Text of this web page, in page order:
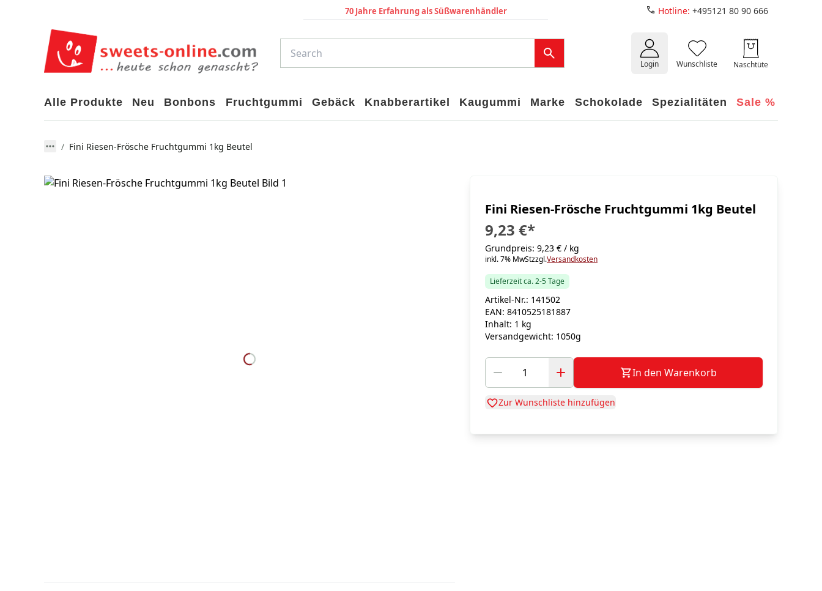
70 Jahre Erfahrung als Süßwarenhändler Hotline: +495121 80 90 666
Login Wunschliste Naschtüte
Alle Produkte Neu Bonbons Fruchtgummi Gebäck Knabberartikel Kaugummi Marke Schokolade Spezialitäten Sale %
Fini Riesen-Frösche Fruchtgummi 1kg Beutel
Fini Riesen-Frösche Fruchtgummi 1kg Beutel
9,23 €*
Grundpreis: 9,23 € / kg
inkl. 7% MwStzzgl.Versandkosten
Lieferzeit ca. 2-5 Tage
Artikel-Nr.: 141502
EAN: 8410525181887
Inhalt: 1 kg
Versandgewicht: 1050g
In den Warenkorb
Zur Wunschliste hinzufügen